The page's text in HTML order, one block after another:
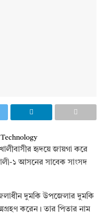
হৃদয়ে জায়গা করে
১ আসনের সাবেক সাংসদ
দুমকি উপজেলার দুমকি
করেন। তার পিতার নাম